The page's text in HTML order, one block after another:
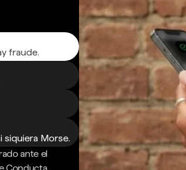
fraude.
siquiera Morse.
ante el
Conducta